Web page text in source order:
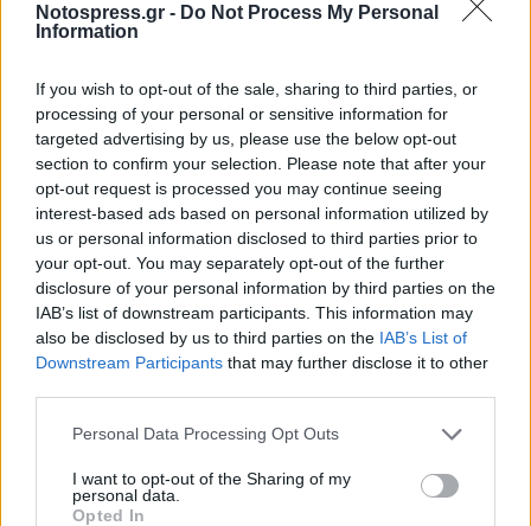
Notospress.gr - Do Not Process My Personal
Information
If you wish to opt-out of the sale, sharing to third parties, or
processing of your personal or sensitive information for
targeted advertising by us, please use the below opt-out
section to confirm your selection. Please note that after your
opt-out request is processed you may continue seeing
interest-based ads based on personal information utilized by
us or personal information disclosed to third parties prior to
your opt-out. You may separately opt-out of the further
disclosure of your personal information by third parties on the
IAB’s list of downstream participants. This information may
also be disclosed by us to third parties on the IAB’s List of
Downstream Participants that may further disclose it to other
Personal Data Processing Opt Outs
I want to opt-out of the Sharing of my
personal data.
Opted In
Σχετικά Άρθρα